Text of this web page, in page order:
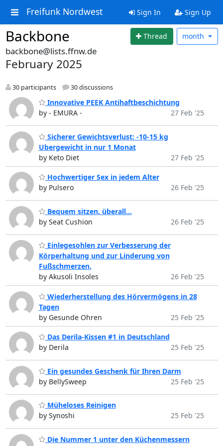
Freifunk Nordwest Sign In Sign Up
Backbone Thread month
backbone@lists.ffnw.de
February 2025
30 participants 30 discussions
Innovative PEEK Antihaftbeschichtung
by - EMURA -
27 Feb '25
Sicherer Gewichtsverlust: -10-15 kg
Ubergewicht in nur 1 Monat
by Keto Diet
27 Feb '25
Hochwertiger Sex in jedem Alter
by Pulsero
26 Feb '25
Bequem sitzen, überall...
by Seat Cushion
26 Feb '25
Einlegesohlen zur Verbesserung der
Körperhaltung und zur Linderung von
Fußschmerzen.
by Akusoli Insoles
26 Feb '25
Wiederherstellung des Hörvermögens in 28
Tagen
by Gesunde Ohren
25 Feb '25
Das Derila-Kissen #1 in Deutschland
by Derila
25 Feb '25
Ein gesundes Geschenk für Ihren Darm
by BellySweep
25 Feb '25
Müheloses Reinigen
by Synoshi
25 Feb '25
Die Nummer 1 unter den Küchenmessern